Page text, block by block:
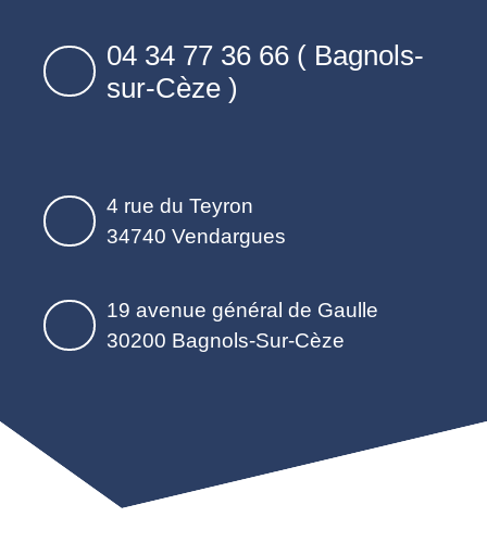
04 34 77 36 66 ( Bagnols-
sur-Cèze )
4 rue du Teyron
34740 Vendargues
19 avenue général de Gaulle
30200 Bagnols-Sur-Cèze